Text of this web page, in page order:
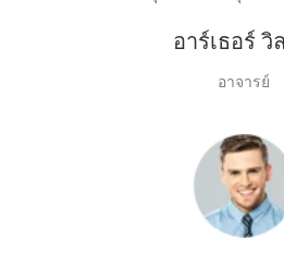
อาร์เธอร์ วิ
อาจารย์